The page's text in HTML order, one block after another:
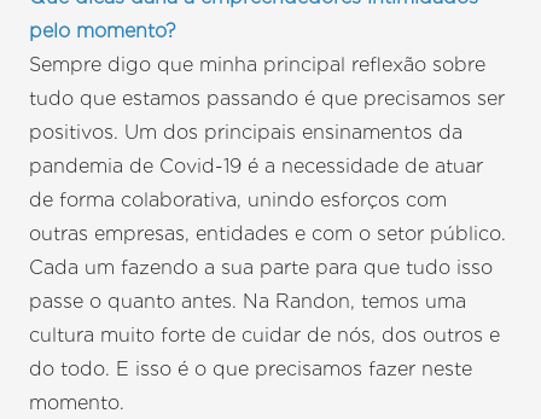
pelo momento?
Sempre digo que minha principal reflexão sobre
tudo que estamos passando é que precisamos ser
positivos. Um dos principais ensinamentos da
pandemia de Covid-19 é a necessidade de atuar
de forma colaborativa, unindo esforços com
outras empresas, entidades e com o setor público.
Cada um fazendo a sua parte para que tudo isso
passe o quanto antes. Na Randon, temos uma
cultura muito forte de cuidar de nós, dos outros e
do todo. E isso é o que precisamos fazer neste
momento.